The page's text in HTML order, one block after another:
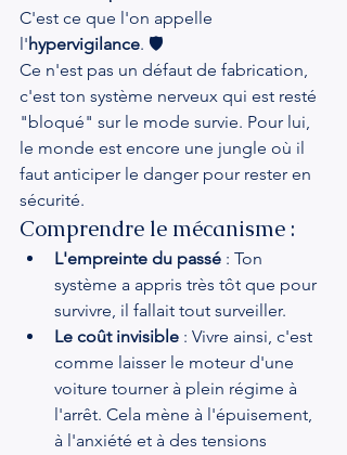
C'est ce que l'on appelle
l'hypervigilance. 🛡️
Ce n'est pas un défaut de fabrication,
c'est ton système nerveux qui est resté
"bloqué" sur le mode survie. Pour lui,
le monde est encore une jungle où il
faut anticiper le danger pour rester en
sécurité.
Comprendre le mécanisme :
L'empreinte du passé : Ton
système a appris très tôt que pour
survivre, il fallait tout surveiller.
Le coût invisible : Vivre ainsi, c'est
comme laisser le moteur d'une
voiture tourner à plein régime à
l'arrêt. Cela mène à l'épuisement,
à l'anxiété et à des tensions